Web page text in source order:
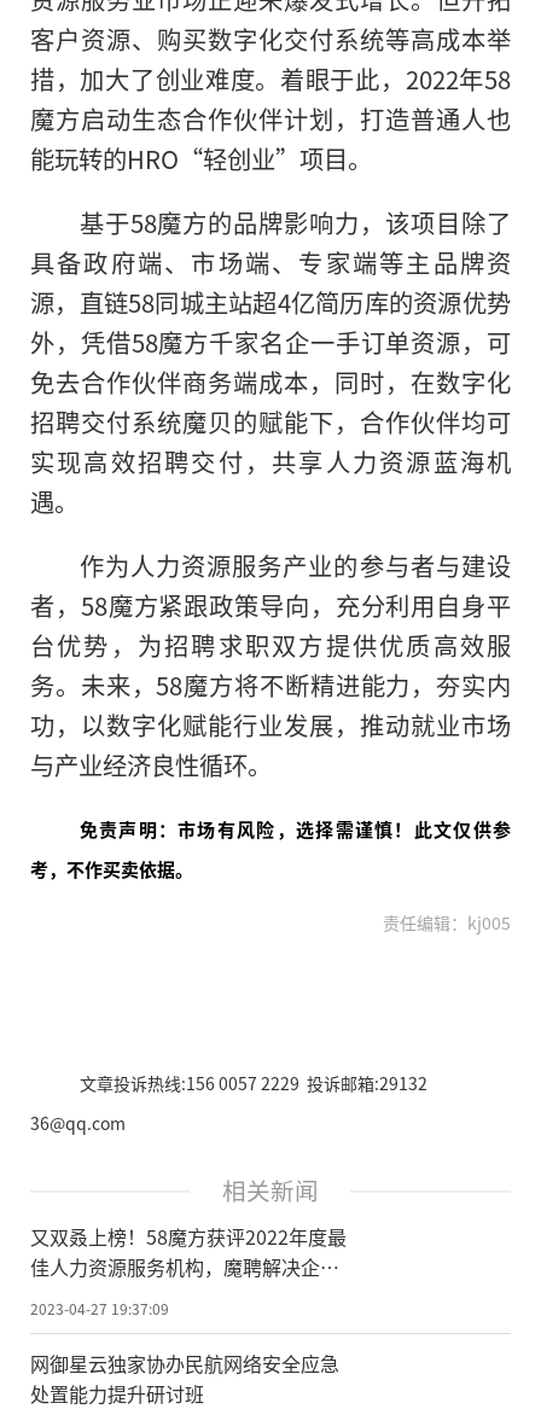
客户资源、购买数字化交付系统等高成本举
措，加大了创业难度。着眼于此，2022年58
魔方启动生态合作伙伴计划，打造普通人也
能玩转的HRO“轻创业”项目。
基于58魔方的品牌影响力，该项目除了
具备政府端、市场端、专家端等主品牌资
源，直链58同城主站超4亿简历库的资源优势
外，凭借58魔方千家名企一手订单资源，可
免去合作伙伴商务端成本，同时，在数字化
招聘交付系统魔贝的赋能下，合作伙伴均可
实现高效招聘交付，共享人力资源蓝海机
遇。
作为人力资源服务产业的参与者与建设
者，58魔方紧跟政策导向，充分利用自身平
台优势，为招聘求职双方提供优质高效服
务。未来，58魔方将不断精进能力，夯实内
功，以数字化赋能行业发展，推动就业市场
与产业经济良性循环。
免责声明：市场有风险，选择需谨慎！此文仅供参
考，不作买卖依据。
责任编辑：kj005
文章投诉热线:156 0057 2229 投诉邮箱:29132
36@qq.com
相关新闻
又双叒上榜！58魔方获评2022年度最
佳人力资源服务机构，魔聘解决企业
规模用工难题
2023-04-27 19:37:09
网御星云独家协办民航网络安全应急
处置能力提升研讨班